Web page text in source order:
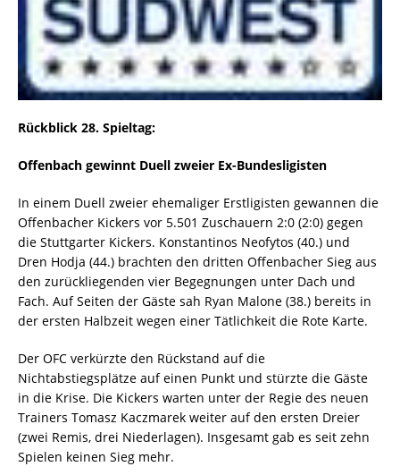
Rückblick 28. Spieltag:
Offenbach gewinnt Duell zweier Ex-Bundesligisten
In einem Duell zweier ehemaliger Erstligisten gewannen die
Offenbacher Kickers vor 5.501 Zuschauern 2:0 (2:0) gegen
die Stuttgarter Kickers. Konstantinos Neofytos (40.) und
Dren Hodja (44.) brachten den dritten Offenbacher Sieg aus
den zurückliegenden vier Begegnungen unter Dach und
Fach. Auf Seiten der Gäste sah Ryan Malone (38.) bereits in
der ersten Halbzeit wegen einer Tätlichkeit die Rote Karte.
Der OFC verkürzte den Rückstand auf die
Nichtabstiegsplätze auf einen Punkt und stürzte die Gäste
in die Krise. Die Kickers warten unter der Regie des neuen
Trainers Tomasz Kaczmarek weiter auf den ersten Dreier
(zwei Remis, drei Niederlagen). Insgesamt gab es seit zehn
Spielen keinen Sieg mehr.